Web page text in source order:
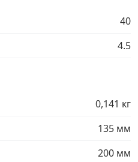
›
оборудование
40
4.5
0,141 кг
135 мм
200 мм